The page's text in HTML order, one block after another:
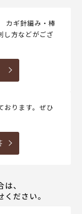
カギ針編み・棒
し方などがござ
おります。ぜひ
、
ださい。